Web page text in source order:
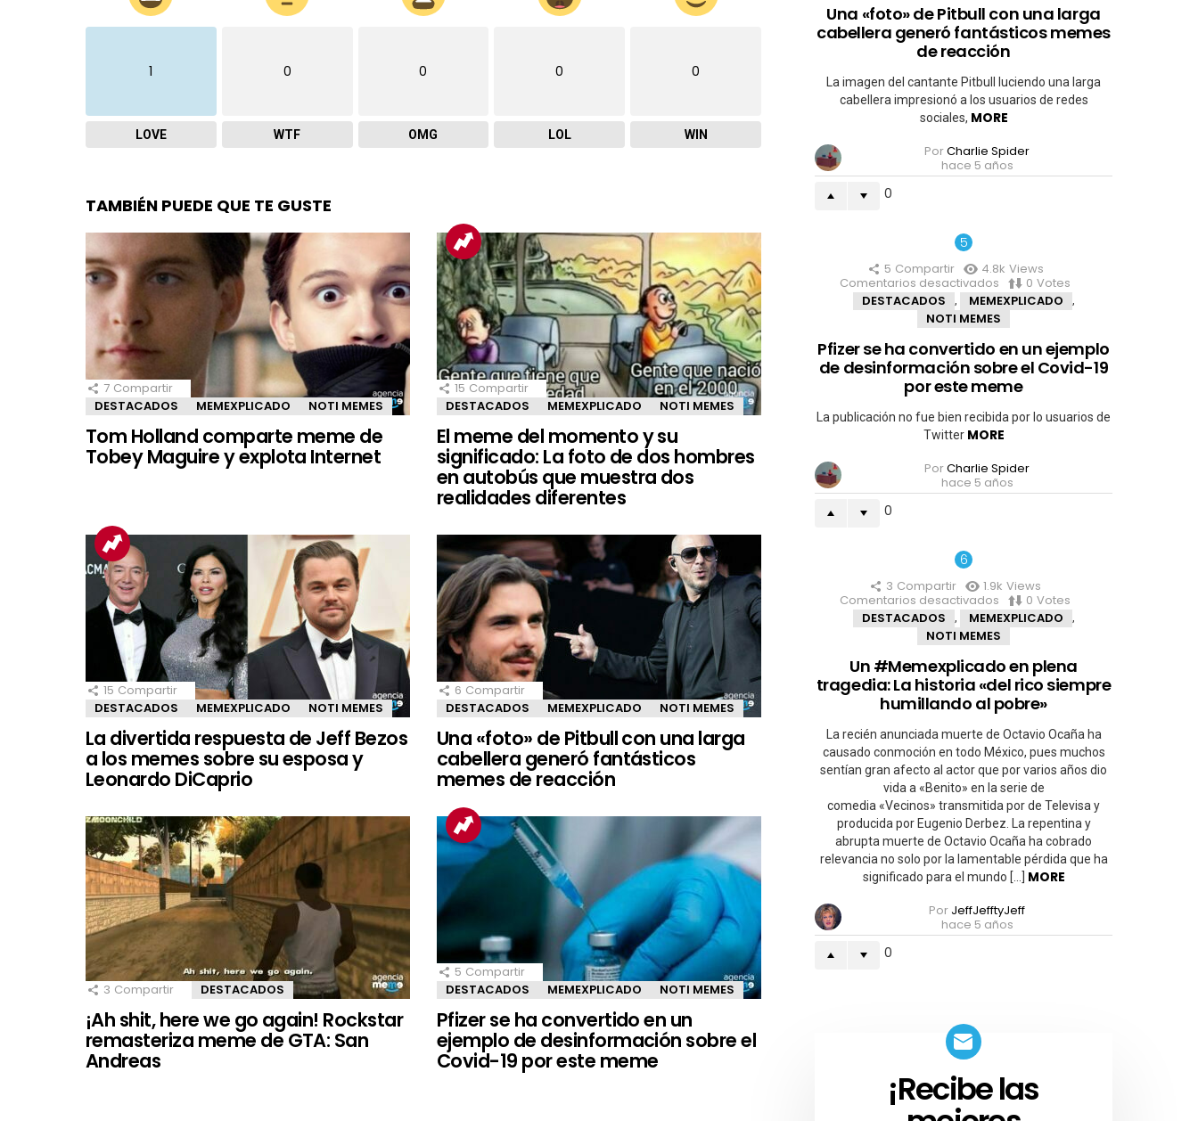
1
LOVE
0
WTF
0
OMG
0
LOL
0
WIN
TAMBIÉN PUEDE QUE TE GUSTE
7 Compartir
DESTACADOS
MEMEXPLICADO NOTI MEMES
Tom Holland comparte meme de
Tobey Maguire y explota Internet
15 Compartir
DESTACADOS
MEMEXPLICADO NOTI MEMES
El meme del momento y su
significado: La foto de dos hombres
en autobús que muestra dos
realidades diferentes
15 Compartir
DESTACADOS
MEMEXPLICADO NOTI MEMES
La divertida respuesta de Jeff Bezos
a los memes sobre su esposa y
Leonardo DiCaprio
6 Compartir
DESTACADOS
MEMEXPLICADO NOTI MEMES
Una «foto» de Pitbull con una larga
cabellera generó fantásticos
memes de reacción
3 Compartir DESTACADOS
¡Ah shit, here we go again! Rockstar
remasteriza meme de GTA: San
Andreas
5 Compartir
DESTACADOS
MEMEXPLICADO NOTI MEMES
Pfizer se ha convertido en un
ejemplo de desinformación sobre el
Covid-19 por este meme
con
una
larga
cabellera
generó
fantásticos
memes
de
Una «foto» de Pitbull con una larga
cabellera generó fantásticos memes
de reacción
La imagen del cantante Pitbull luciendo una larga
cabellera impresionó a los usuarios de redes
sociales, MORE
PorCharlie Spider
hace 5 años
0
5 Compartir 4.8k Views
Comentarios desactivados en
Pfizer
se
ha
convertido
en
un
ejemplo
de
desinformación
sobre
el
19
por
este
0 Votes
DESTACADOS
, MEMEXPLICADO ,
NOTI MEMES
Pfizer se ha convertido en un ejemplo
de desinformación sobre el Covid-19
por este meme
La publicación no fue bien recibida por lo usuarios de
Twitter MORE
PorCharlie Spider
hace 5 años
0
3 Compartir 1.9k Views
Comentarios desactivados en
Un
#Memexplicado
en
tragedia:
La
historia
«del
rico
siempre
humillando
al
pobre»
0 Votes
DESTACADOS
, MEMEXPLICADO ,
NOTI MEMES
Un #Memexplicado en plena
tragedia: La historia «del rico siempre
humillando al pobre»
La recién anunciada muerte de Octavio Ocaña ha
causado conmoción en todo México, pues muchos
sentían gran afecto al actor que por varios años dio
vida a «Benito» en la serie de
comedia «Vecinos» transmitida por de Televisa y
producida por Eugenio Derbez. La repentina y
abrupta muerte de Octavio Ocaña ha cobrado
relevancia no solo por la lamentable pérdida que ha
significado para el mundo […] MORE
Por JeffJefftyJeff
hace 5 años
0
SUSCRIBETE!
¡Recibe las